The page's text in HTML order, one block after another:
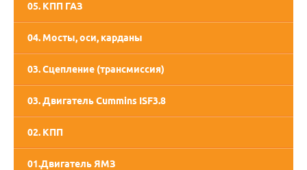
05. КПП ГАЗ
05. КПП СААЗ
04. Мосты, оси, карданы
03. Сцепление (трансмиссия)
03. Двигатель Cummins ISF3.8
02. КПП
01.Двигатель ЯМЗ